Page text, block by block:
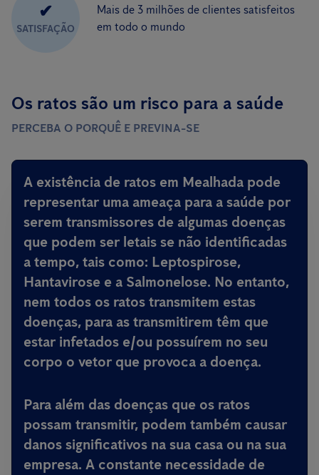
✔
SATISFAÇÃO
Mais de 3 milhões de clientes satisfeitos
em todo o mundo
Os ratos são um risco para a saúde
PERCEBA O PORQUÊ E PREVINA-SE
A existência de ratos em Mealhada pode
representar uma ameaça para a saúde por
serem transmissores de algumas doenças
que podem ser letais se não identificadas
a tempo, tais como: Leptospirose,
Hantavirose e a Salmonelose. No entanto,
nem todos os ratos transmitem estas
doenças, para as transmitirem têm que
estar infetados e/ou possuírem no seu
corpo o vetor que provoca a doença.
Para além das doenças que os ratos
possam transmitir, podem também causar
danos significativos na sua casa ou na sua
empresa. A constante necessidade de